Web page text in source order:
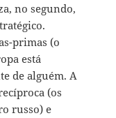
no segundo,
primas (o
está
de alguém. A
(os
russo) e